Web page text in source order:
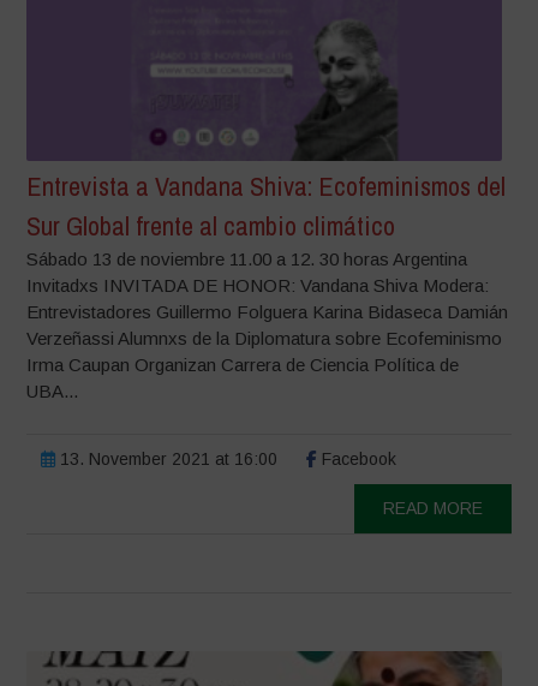
Entrevista a Vandana Shiva: Ecofeminismos del
Sur Global frente al cambio climático
Sábado 13 de noviembre 11.00 a 12. 30 horas Argentina
Invitadxs INVITADA DE HONOR: Vandana Shiva Modera:
Entrevistadores Guillermo Folguera Karina Bidaseca Damián
Verzeñassi Alumnxs de la Diplomatura sobre Ecofeminismo
Irma Caupan Organizan Carrera de Ciencia Política de
UBA...
13. November 2021 at 16:00 Facebook
READ MORE